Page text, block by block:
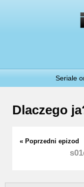
Seriale
Dlaczego
« Poprzedni epizod